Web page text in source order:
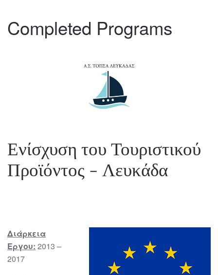
Completed Programs
Ενίσχυση του Τουριστικού
Προϊόντος - Λευκάδα
Διάρκεια
Έργου: 2013 –
2017